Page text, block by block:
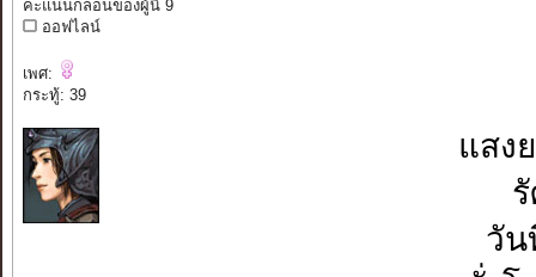
คะแนนกลอนของผู้นี้ 9
ออฟไลน์
เพศ:
กระทู้: 39
แสง
วัน